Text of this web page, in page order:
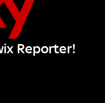
Reporter!